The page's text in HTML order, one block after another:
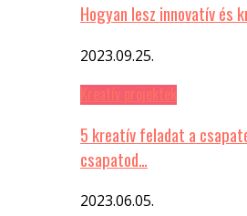
Hogyan lesz innovatív és
2023.09.25.
5 kreatív feladat a
csapatod…
2023.06.05.